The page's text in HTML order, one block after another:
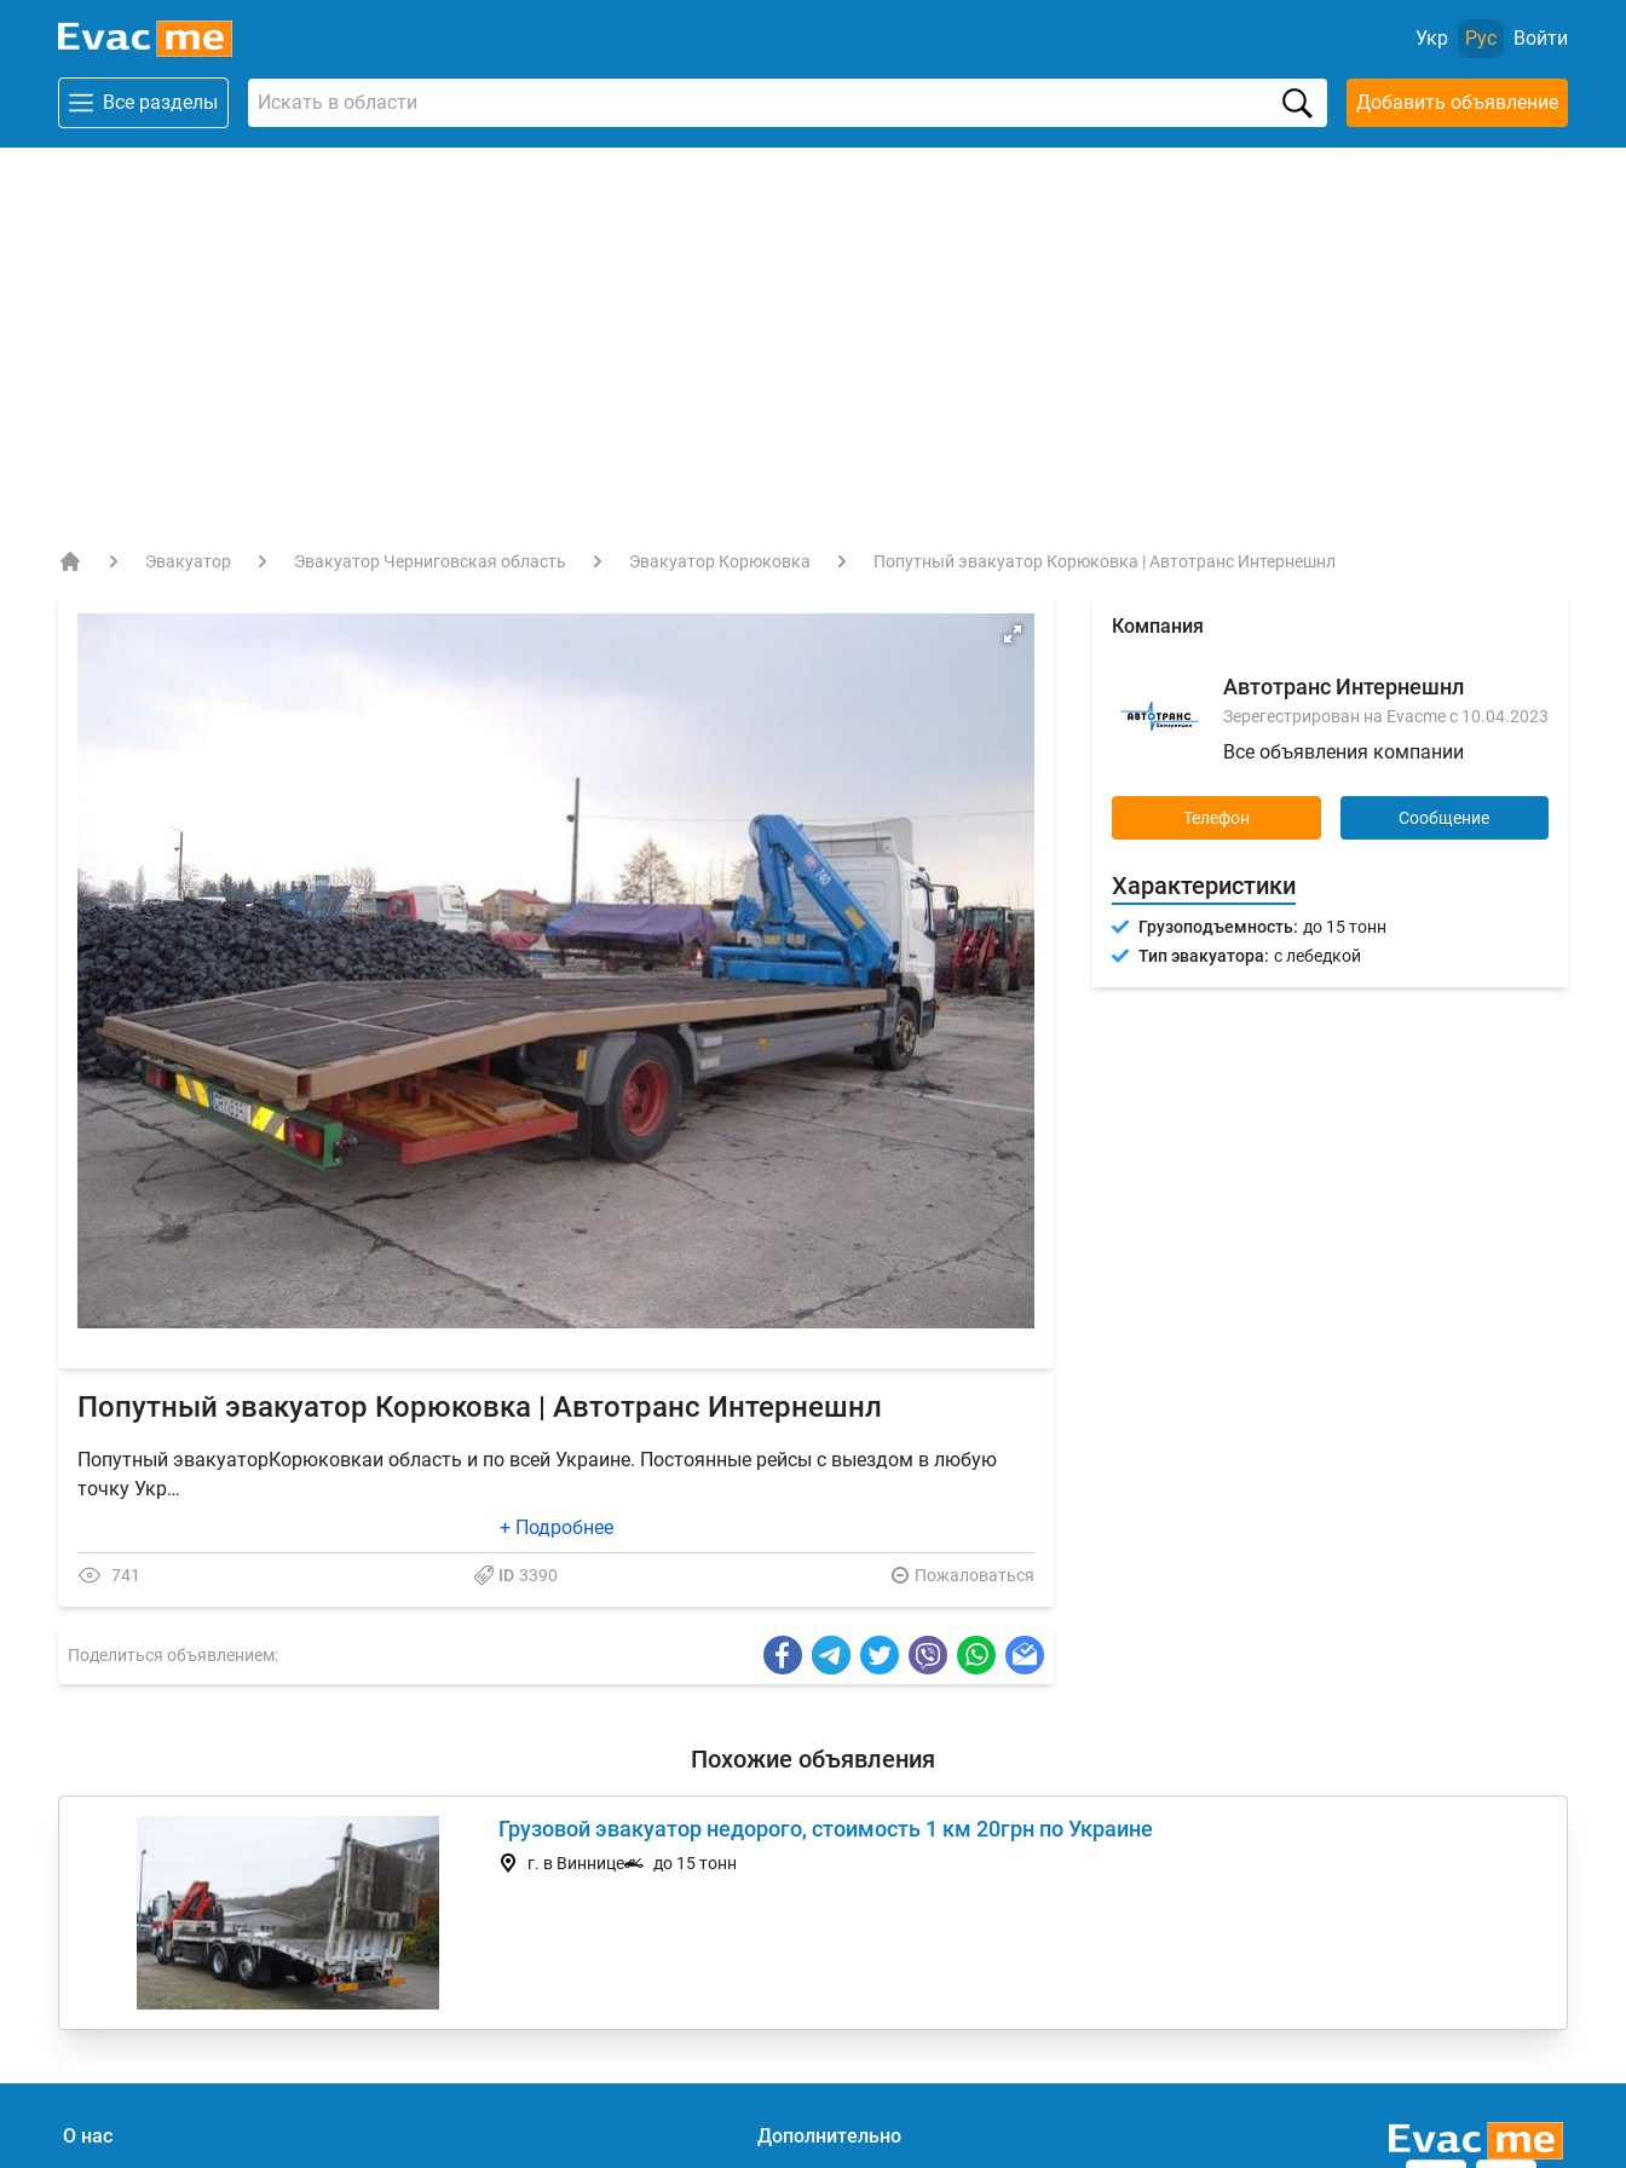
Укр Рус Войти
Все разделы Добавить объявление
Эвакуатор Эвакуатор Черниговская область Эвакуатор Корюковка Попутный эвакуатор Корюковка | Автотранс Интернешнл
Попутный эвакуатор Корюковка | Автотранс Интернешнл
Попутный эвакуаторКорюковкаи область и по всей Украине. Постоянные рейсы с выездом в любую
точку Укр…
+ Подробнее
741 ID 3390 Пожаловаться
Поделиться объявлением:
Компания
Автотранс Интернешнл
Зерегестрирован на Evacme с 10.04.2023
Все объявления компании
Телефон Сообщение
Характеристики
Грузоподъемность: до 15 тонн
Тип эвакуатора: с лебедкой
Похожие объявления
Грузовой эвакуатор недорого, стоимость 1 км 20грн по Украине
г. в Виннице до 15 тонн
О нас Дополнительно